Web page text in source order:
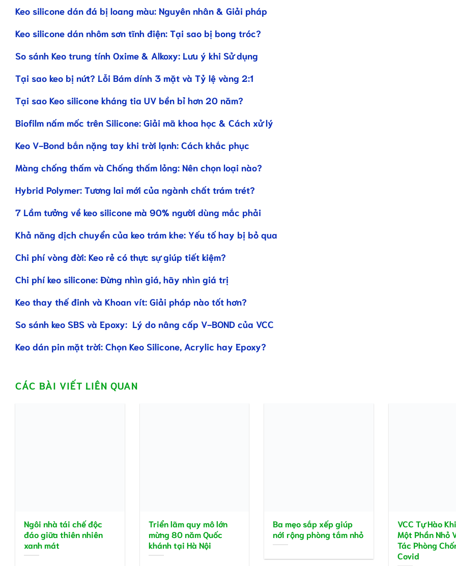
Keo silicone dán đá bị loang màu: Nguyên nhân & Giải pháp
Keo silicone dán nhôm sơn tĩnh điện: Tại sao bị bong tróc?
So sánh Keo trung tính Oxime & Alkoxy: Lưu ý khi Sử dụng
Tại sao keo bị nứt? Lỗi Bám dính 3 mặt và Tỷ lệ vàng 2:1
Tại sao Keo silicone kháng tia UV bền bỉ hơn 20 năm?
Biofilm nấm mốc trên Silicone: Giải mã khoa học & Cách xử lý
Keo V-Bond bắn nặng tay khi trời lạnh: Cách khắc phục
Màng chống thấm và Chống thấm lỏng: Nên chọn loại nào?
Hybrid Polymer: Tương lai mới của ngành chất trám trét?
7 Lầm tưởng về keo silicone mà 90% người dùng mắc phải
Khả năng dịch chuyển của keo trám khe: Yếu tố hay bị bỏ qua
Chi phí vòng đời: Keo rẻ có thực sự giúp tiết kiệm?
Chi phí keo silicone: Đừng nhìn giá, hãy nhìn giá trị
Keo thay thế đinh và Khoan vít: Giải pháp nào tốt hơn?
So sánh keo SBS và Epoxy: Lý do nâng cấp V-BOND của VCC
Keo dán pin mặt trời: Chọn Keo Silicone, Acrylic hay Epoxy?
CÁC BÀI VIẾT LIÊN QUAN
Ngôi nhà tái chế độc
đáo giữa thiên nhiên
xanh mát
Triển lãm quy mô lớn
mừng 80 năm Quốc
khánh tại Hà Nội
Ba mẹo sắp xếp giúp
nới rộng phòng tắm nhỏ
VCC Tự Hào
Một Phần Nhỏ
Tác Phòng
Covid